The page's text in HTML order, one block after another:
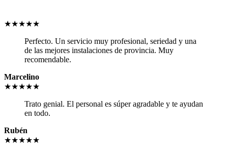
★★★★★
Perfecto. Un servicio muy profesional, seriedad y una
de las mejores instalaciones de provincia. Muy
recomendable.
Marcelino
★★★★★
Trato genial. El personal es súper agradable y te ayudan
en todo.
Rubén
★★★★★